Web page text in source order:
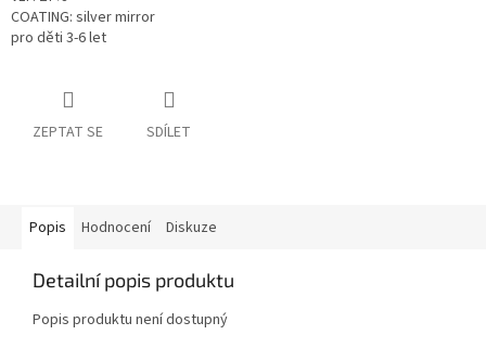
COATING: silver mirror
pro děti 3-6 let
ZEPTAT SE SDÍLET
Popis Hodnocení Diskuze
Detailní popis produktu
Popis produktu není dostupný